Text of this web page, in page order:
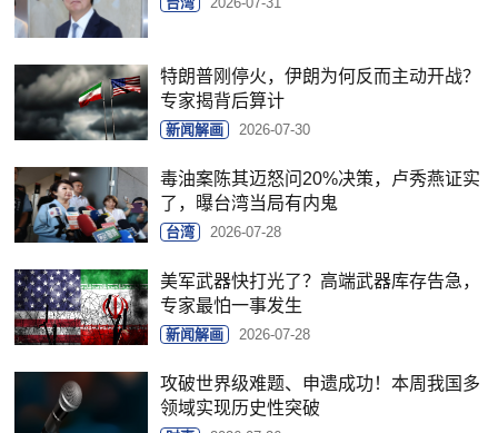
特朗普刚停火，伊朗为何反而主动开战？
专家揭背后算计
新闻解画 2026-07-30
毒油案陈其迈怒问20%决策，卢秀燕证实
了，曝台湾当局有内鬼
台湾 2026-07-28
美军武器快打光了？高端武器库存告急，
专家最怕一事发生
新闻解画 2026-07-28
攻破世界级难题、申遗成功！本周我国多
领域实现历史性突破